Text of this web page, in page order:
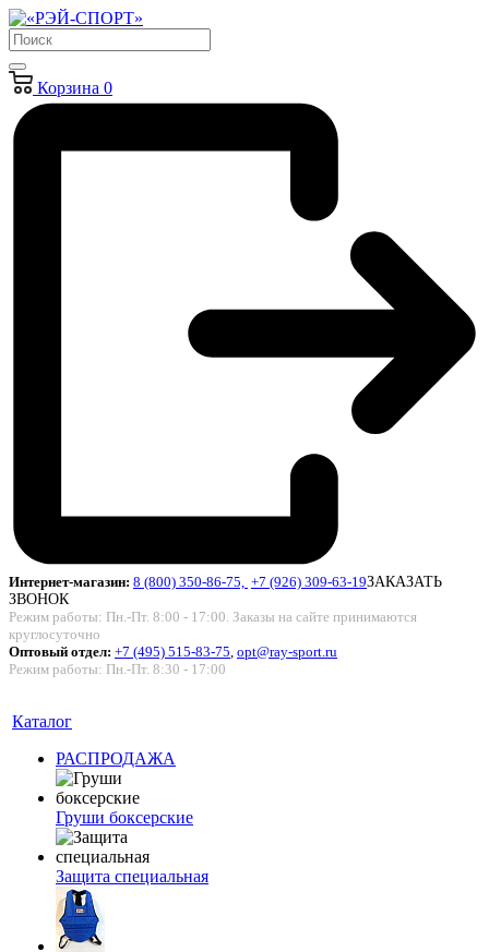
Корзина 0
Интернет-магазин: 8 (800) 350-86-75, +7 (926) 309-63-19ЗАКАЗАТЬ
ЗВОНОК
Режим работы: Пн.-Пт. 8:00 - 17:00. Заказы на сайте принимаются
круглосуточно
Оптовый отдел: +7 (495) 515-83-75, opt@ray-sport.ru
Режим работы: Пн.-Пт. 8:30 - 17:00
Каталог
РАСПРОДАЖА
Груши боксерские
Защита специальная